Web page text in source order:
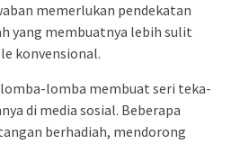
memerlukan pendekatan
yang membuatnya lebih sulit
konvensional.
lomba membuat seri teka-
di media sosial. Beberapa
berhadiah, mendorong